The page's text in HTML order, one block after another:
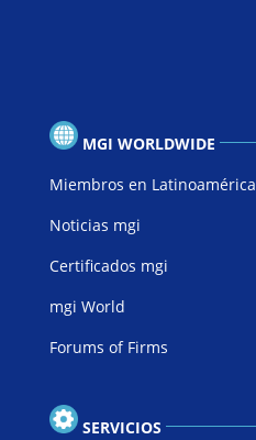
MGI WORLDWIDE
Miembros en Latinoamérica
Noticias mgi
Certificados mgi
mgi World
Forums of Firms
SERVICIOS